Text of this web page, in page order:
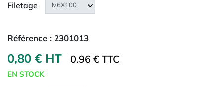
Filetage
Référence : 2301013
0,80 € HT 0.96 € TTC
EN STOCK